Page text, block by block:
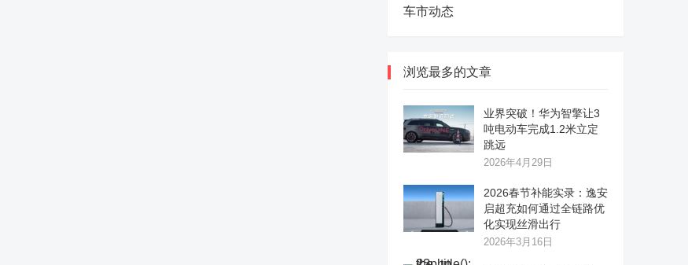
车市动态
浏览最多的文章
业界突破！华为智擎让3
吨电动车完成1.2米立定
跳远
2026年4月29日
2026春节补能实录：逸安
启超充如何通过全链路优
化实现丝滑出行
2026年3月16日